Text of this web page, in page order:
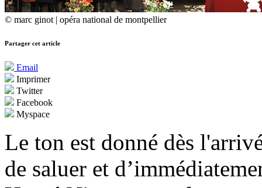
© marc ginot | opéra national de montpellier
Partager cet article
Email
Imprimer
Twitter
Facebook
Myspace
Le ton est donné dès
de saluer et